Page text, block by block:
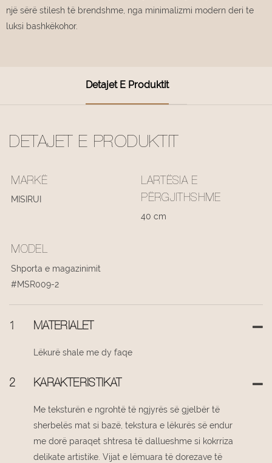
një sërë stilesh të brendshme, nga minimalizmi modern deri te
luksi bashkëkohor.
Detajet E Produktit
DETAJET E PRODUKTIT
MARKË
MISIRUI
LARTËSIA E
PËRGJITHSHME
40 cm
MODEL
Shporta e magazinimit
#MSR009-2
1 MATERIALET
Lëkurë shale me dy faqe
2 KARAKTERISTIKAT
Me teksturën e ngrohtë të ngjyrës së gjelbër të
sherbelës mat si bazë, tekstura e lëkurës së endur
me dorë paraqet shtresa të dallueshme si kokrriza
delikate artistike. Vijat e lëmuara të dorezave të